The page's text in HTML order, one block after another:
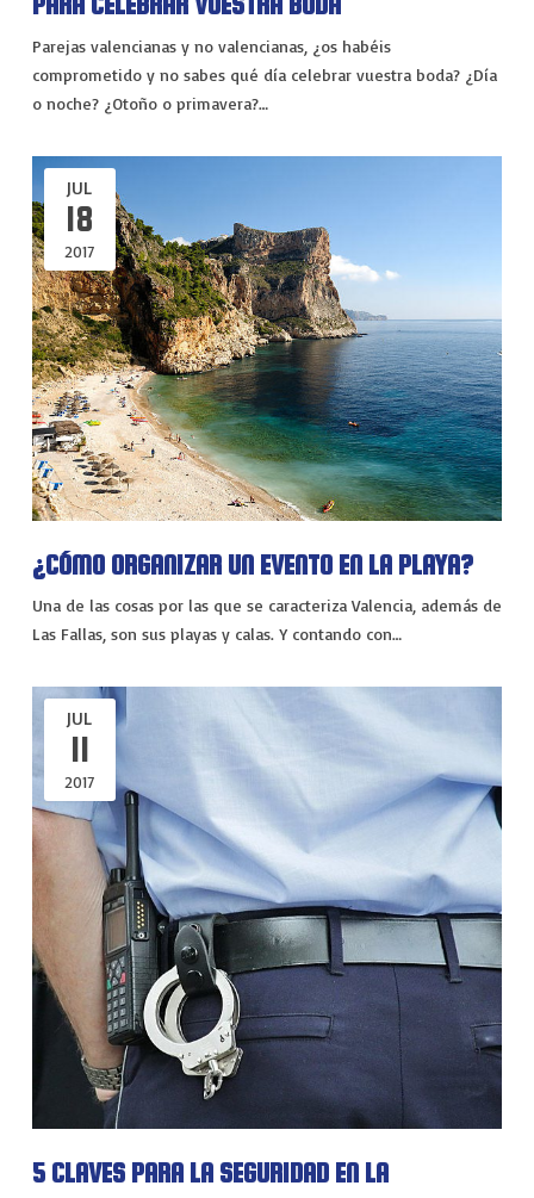
Parejas valencianas y no valencianas, ¿os habéis
comprometido y no sabes qué día celebrar vuestra boda? ¿Día
o noche? ¿Otoño o primavera?…
¿CÓMO ORGANIZAR UN EVENTO EN LA PLAYA?
JUL
18
2017
Una de las cosas por las que se caracteriza Valencia, además de
Las Fallas, son sus playas y calas. Y contando con…
5 CLAVES PARA LA SEGURIDAD EN LA
JUL
11
2017